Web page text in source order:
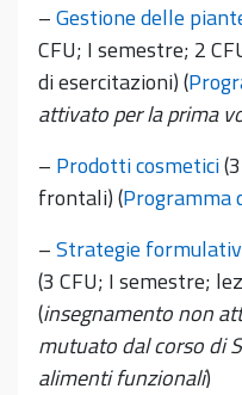
–Gestione delle
CFU; I semestre; 2
di esercitazioni) (
attivato per la prima
– Prodotti cosmetici
frontali) (Programma
–Strategie
(3 CFU; I semestre;
(insegnamento non
mutuato dal corso di
alimenti funzionali)